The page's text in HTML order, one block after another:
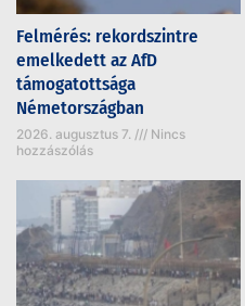
Felmérés: rekordszintre
emelkedett az AfD
támogatottsága
Németországban
2026. augusztus 7.
Nincs
hozzászólás